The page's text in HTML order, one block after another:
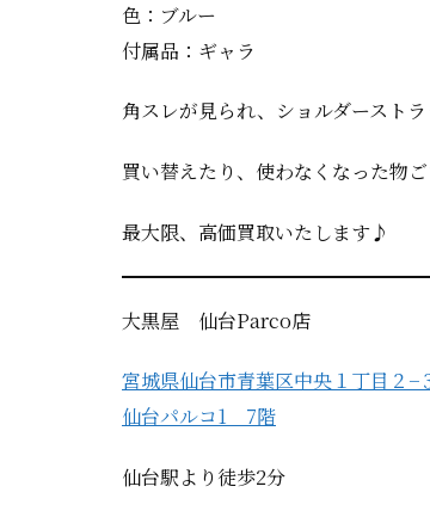
色：ブルー
付属品：ギャラ
角スレが見られ、ショルダースト
買い替えたり、使わなくなった物
最大限、高価買取いたします♪
大黒屋 仙台Parco店
宮城県仙台市青葉区中央１丁目２−
仙台パルコ1 7階
仙台駅より徒歩2分